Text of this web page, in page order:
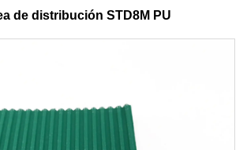
de distribución STD8M PU